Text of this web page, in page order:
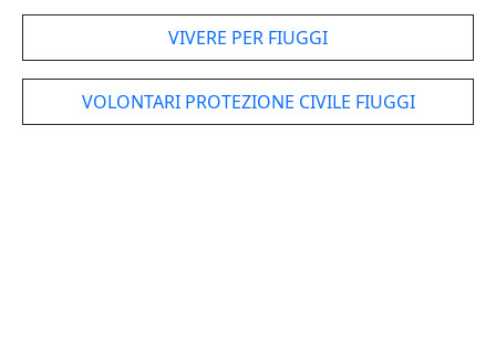
VIVERE PER FIUGGI
VOLONTARI PROTEZIONE CIVILE FIUGGI